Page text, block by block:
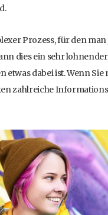
Prozess, für den
dies ein sehr
etwas dabei ist. Wenn
zahlreiche